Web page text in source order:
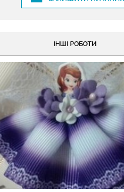
ІНШІ РОБОТИ